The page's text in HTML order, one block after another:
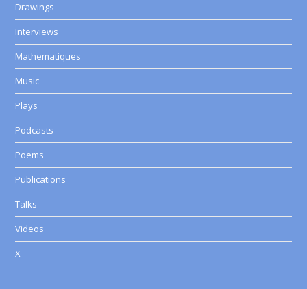
Drawings
Interviews
Mathematiques
Music
Plays
Podcasts
Poems
Publications
Talks
Videos
X